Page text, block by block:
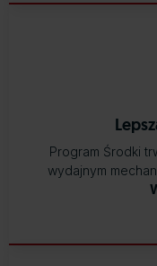
Program Środki
wydajnym